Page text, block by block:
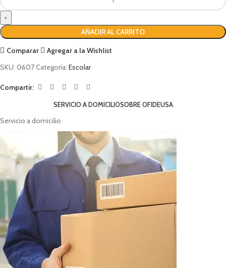
AÑADIR AL CARRITO
Comparar
Agregar a la Wishlist
SKU: 0607Categoría: Escolar
Compartir:
SERVICIO A DOMICILIOSOBRE OFIDEUSA
Servicio a domicilio